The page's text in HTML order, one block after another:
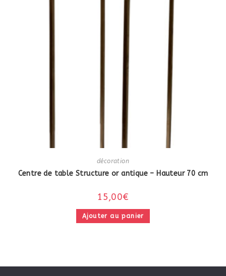
décoration
Centre de table Structure or antique – Hauteur 70 cm
15,00€
Ajouter au panier